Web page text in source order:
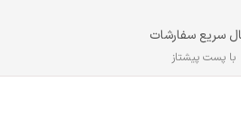
سریع سفارشات
با پست پیشتاز